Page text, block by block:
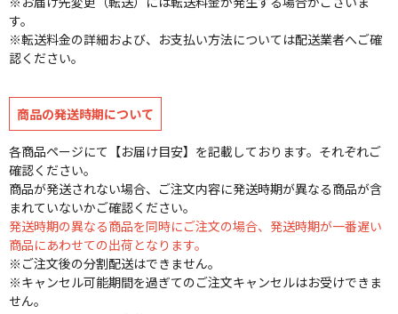
す。
※転送料金の詳細および、お支払い方法については配送業者へご確
認ください。
商品の発送時期について
各商品ページにて【お届け目安】を記載しております。それぞれご
確認ください。
商品が発送されない場合、ご注文内容に発送時期が異なる商品が含
まれていないかご確認ください。
発送時期の異なる商品を同時にご注文の場合、発送時期が一番遅い
商品にあわせての出荷となります。
※ご注文後の分割配送はできません。
※キャンセル可能期間を過ぎてのご注文キャンセルはお受けできま
せん。